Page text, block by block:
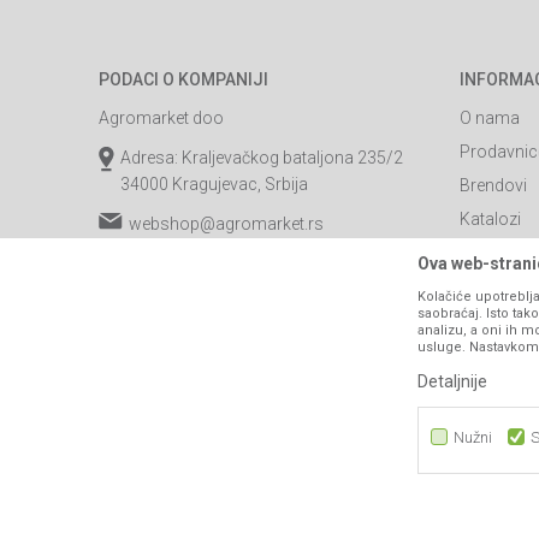
PODACI O KOMPANIJI
Agromarket doo
Adresa: Kraljevačkog bataljona 235/2
34000 Kragujevac, Srbija
webshop@agromarket.rs
O nama
Brendovi
Katalozi
Saradnja
Blog
Najčešća
Kontakt
B2B Portal
Ova web-
Kolačiće
saobraćaj. Isto
analizu, a oni ih
usluge.
Detaljnije
Nužni